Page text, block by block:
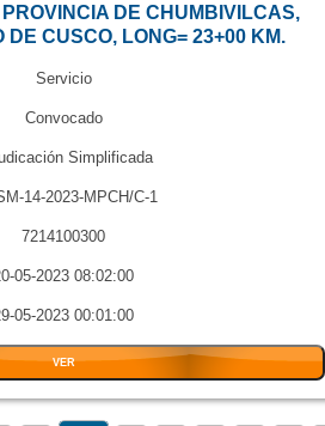
DE CHUMBIVILCAS,
DE CUSCO, LONG= 23+00 KM.
Servicio
Convocado
Simplificada
14-2023-MPCH/C-1
7214100300
05-2023 08:02:00
05-2023 00:01:00
VER